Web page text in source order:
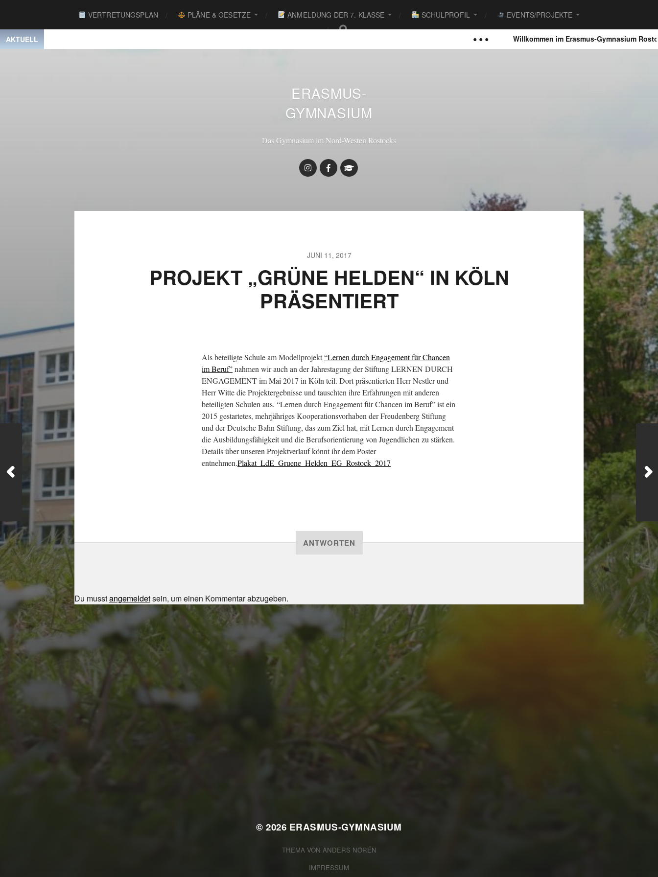
VERTRETUNGSPLAN PLÄNE & GESETZE ANMELDUNG DER 7. KLASSE SCHULPROFIL EVENTS/PROJEKTE
AKTUELL Willkommen im Erasmus-Gymnasium Rostock
ERASMUS-
GYMNASIUM
Das Gymnasium im Nord-Westen Rostocks
JUNI 11, 2017
PROJEKT „GRÜNE HELDEN“ IN KÖLN
PRÄSENTIERT
Als beteiligte Schule am Modellprojekt“Lernen durch Engagement für Chancen
im Beruf”nahmen wir auch an der Jahrestagung der Stiftung LERNEN DURCH
ENGAGEMENT im Mai 2017 in Köln teil. Dort präsentierten Herr Nestler und
Herr Witte die Projektergebnisse und tauschten ihre Erfahrungen mit anderen
beteiligten Schulen aus. “Lernen durch Engagement für Chancen im Beruf” ist ein
2015 gestartetes, mehrjähriges Kooperationsvorhaben der Freudenberg Stiftung
und der Deutsche Bahn Stiftung, das zum Ziel hat, mit Lernen durch Engagement
die Ausbildungsfähigkeit und die Berufsorientierung von Jugendlichen zu stärken.
Details über unseren Projektverlauf könnt ihr dem Poster
entnehmen.Plakat_LdE_Gruene_Helden_EG_Rostock_2017
ANTWORTEN
Du musstangemeldetsein, um einen Kommentar abzugeben.
WAS WAR GUT, WAS
© 2026 ERASMUS-GYMNASIUM
THEMA VON ANDERS NORÉN
IMPRESSUM